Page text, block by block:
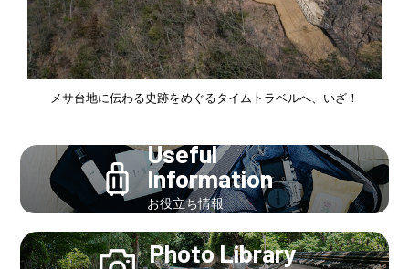
メサ台地に伝わる史跡をめぐるタイムトラベルへ、いざ！
Useful
Information
お役立ち情報
Photo Library